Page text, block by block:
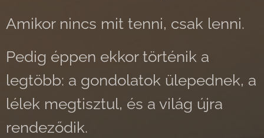
Amikor nincs mit tenni, csak lenni.
Pedig éppen ekkor történik a
legtöbb: a gondolatok ülepednek, a
lélek megtisztul, és a világ újra
rendeződik.